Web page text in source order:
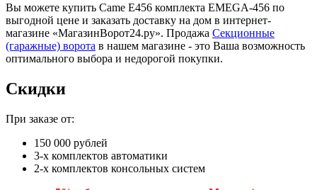
Вы можете купить Came E456 комплекта EMEGA-456 по
выгодной цене и заказать доставку на дом в интернет-
магазине «МагазинВорот24.ру». Продажа Секционные
(гаражные) ворота в нашем магазине - это Ваша возможность
оптимального выбора и недорогой покупки.
Скидки
При заказе от:
150 000 рублей
3-х комплектов автоматики
2-х комплектов консольных систем